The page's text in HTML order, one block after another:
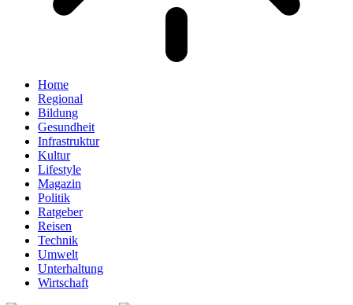
Home
Regional
Bildung
Gesundheit
Infrastruktur
Kultur
Lifestyle
Magazin
Politik
Ratgeber
Reisen
Technik
Umwelt
Unterhaltung
Wirtschaft